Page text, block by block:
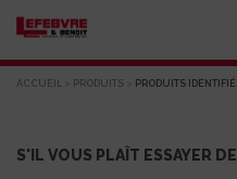
ACCUEIL > PRODUITS > PRODUITS
S'IL VOUS PLAÎT ESSAYER